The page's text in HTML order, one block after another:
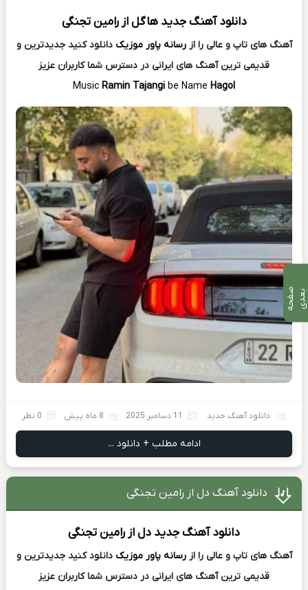
دانلود آهنگ جدید هاگل ازرامین تجنگی
آهنگ های تاپ و عالی را ازرسانه پاور موزیک دانلود کنید جدیدترین و
قدیمی ترین آهنگ های ایرانی در دسترس شما کاربران عزیز
Music Ramin Tajangi be Name Hagol
دانلود آهنگ جدید 11 دسامبر 2025 8 ماه پیش 0 نظر
ادامه مطلب + دانلود ...
دانلود آهنگ دل از رامین تجنگی
دانلود آهنگ جدید دل ازرامین تجنگی
آهنگ های تاپ و عالی را ازرسانه پاور موزیک دانلود کنید جدیدترین و
قدیمی ترین آهنگ های ایرانی در دسترس شما کاربران عزیز
ص
ف
ح
ه ب ع
د ی